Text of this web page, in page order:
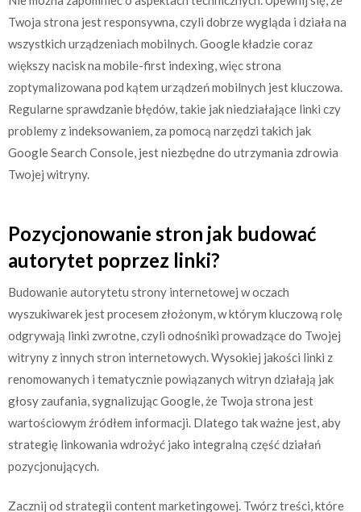
Twoja strona jest responsywna, czyli dobrze wygląda i działa na
wszystkich urządzeniach mobilnych. Google kładzie coraz
większy nacisk na mobile-first indexing, więc strona
zoptymalizowana pod kątem urządzeń mobilnych jest kluczowa.
Regularne sprawdzanie błędów, takie jak niedziałające linki czy
problemy z indeksowaniem, za pomocą narzędzi takich jak
Google Search Console, jest niezbędne do utrzymania zdrowia
Twojej witryny.
Pozycjonowanie stron jak budować
autorytet poprzez linki?
Budowanie autorytetu strony internetowej w oczach
wyszukiwarek jest procesem złożonym, w którym kluczową rolę
odgrywają linki zwrotne, czyli odnośniki prowadzące do Twojej
witryny z innych stron internetowych. Wysokiej jakości linki z
renomowanych i tematycznie powiązanych witryn działają jak
głosy zaufania, sygnalizując Google, że Twoja strona jest
wartościowym źródłem informacji. Dlatego tak ważne jest, aby
strategię linkowania wdrożyć jako integralną część działań
pozycjonujących.
Zacznij od strategii content marketingowej. Twórz treści, które